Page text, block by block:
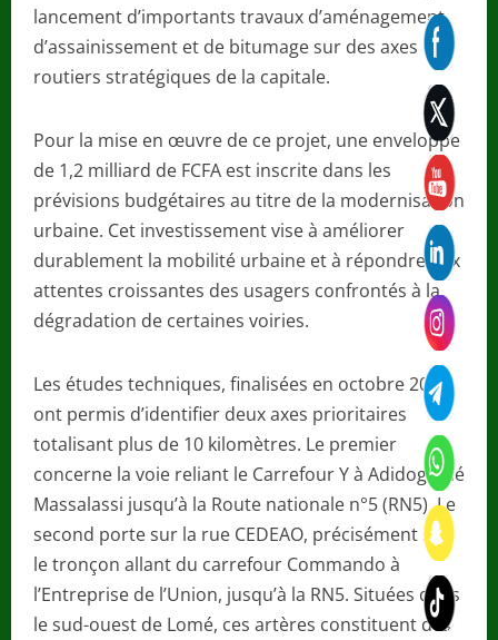
lancement d’importants travaux d’aménagement,
d’assainissement et de bitumage sur des axes
routiers stratégiques de la capitale.
Pour la mise en œuvre de ce projet, une enveloppe
de 1,2 milliard de FCFA est inscrite dans les
prévisions budgétaires au titre de la modernisation
urbaine. Cet investissement vise à améliorer
durablement la mobilité urbaine et à répondre aux
attentes croissantes des usagers confrontés à la
dégradation de certaines voiries.
Les études techniques, finalisées en octobre 2025,
ont permis d’identifier deux axes prioritaires
totalisant plus de 10 kilomètres. Le premier
concerne la voie reliant le Carrefour Y à Adidogomé
Massalassi jusqu’à la Route nationale n°5 (RN5). Le
second porte sur la rue CEDEAO, précisément sur
le tronçon allant du carrefour Commando à
l’Entreprise de l’Union, jusqu’à la RN5. Situées dans
le sud-ouest de Lomé, ces artères constituent des